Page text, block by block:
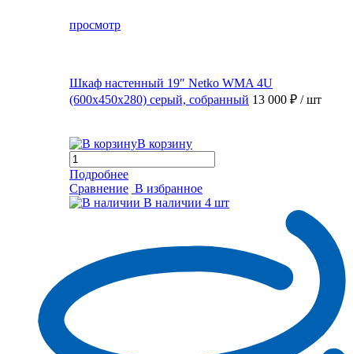
просмотр
Шкаф настенный 19″ Netko WMA 4U
(600x450x280) серый, собранный 13 000 ₽ / шт
В корзину
Подробнее
Сравнение В избранное
В наличии 4 шт